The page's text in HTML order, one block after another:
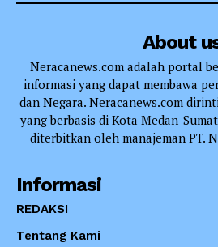
About
Neracanews.com adalah portal
informasi yang dapat membawa
dan Negara. Neracanews.com
yang berbasis di Kota Medan-
diterbitkan oleh manajeman PT.
Informasi
REDAKSI
Tentang Kami